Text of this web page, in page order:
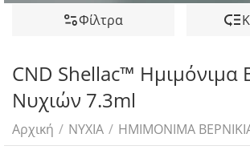
Φίλτρα
CND Shellac™ Ημιμόνιμα
Νυχιών 7.3ml
Αρχική / ΝΥΧΙΑ / ΗΜΙMONIMA